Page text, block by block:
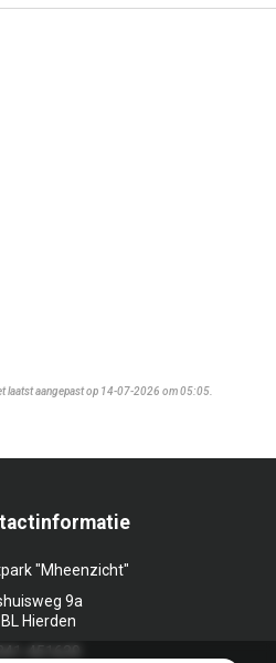
laatst aangepast op 14-07-2026 om 05:05.
"Mheenzicht"
9a
Hierden